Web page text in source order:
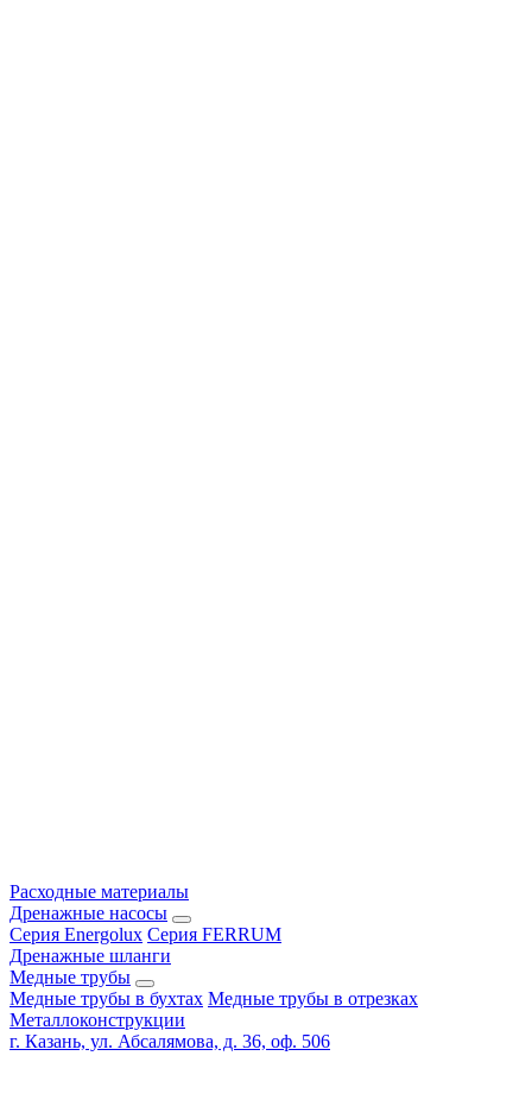
Расходные материалы
Дренажные насосы
Серия Energolux Серия FERRUM
Дренажные шланги
Медные трубы
Медные трубы в бухтах Медные трубы в отрезках
Металлоконструкции
г. Казань, ул. Абсалямова, д. 36, оф. 506